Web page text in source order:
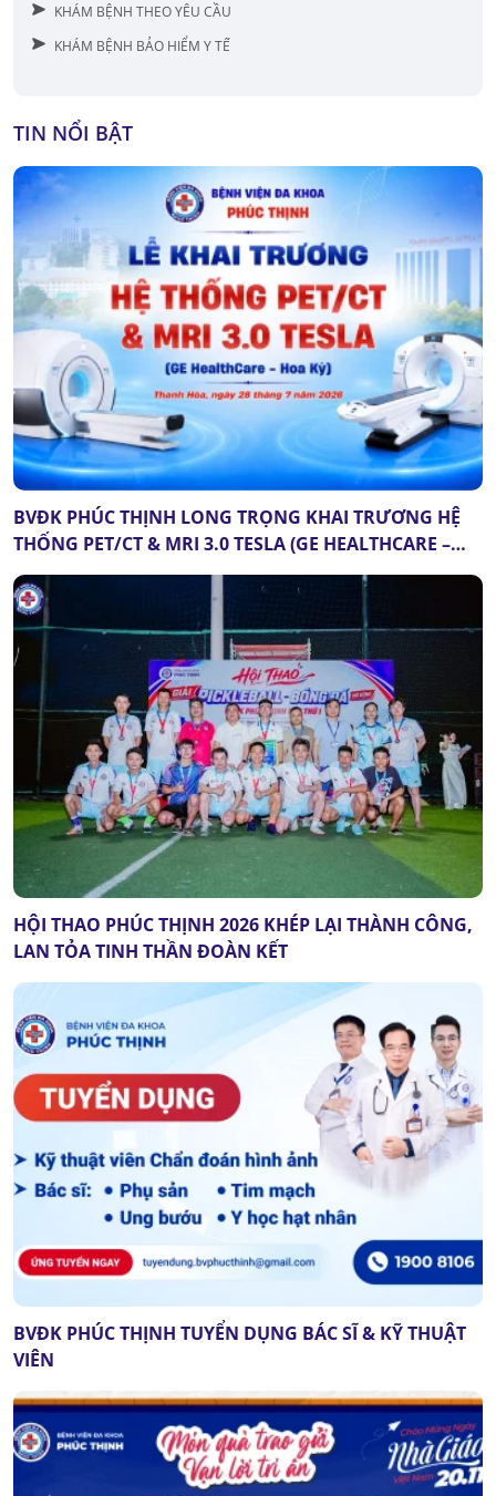
KHÁM BỆNH THEO YÊU CẦU
KHÁM BỆNH BẢO HIỂM Y TẾ
TIN NỔI BẬT
BVĐK PHÚC THỊNH LONG TRỌNG KHAI TRƯƠNG HỆ
THỐNG PET/CT & MRI 3.0 TESLA (GE HEALTHCARE –
HOA KỲ): DẤU MỐC QUAN TRỌNG CỦA Y TẾ THANH
HÓA
HỘI THAO PHÚC THỊNH 2026 KHÉP LẠI THÀNH CÔNG,
LAN TỎA TINH THẦN ĐOÀN KẾT
BVĐK PHÚC THỊNH TUYỂN DỤNG BÁC SĨ & KỸ THUẬT
VIÊN